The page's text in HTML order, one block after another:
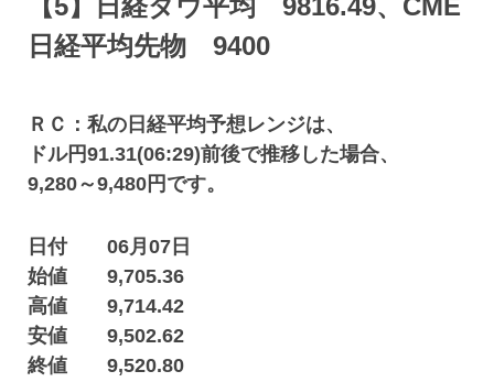
【5】
日経ダウ平均 9816.49、CME
日経平均先物 9400
ＲＣ：私の日経平均予想レンジは、
ドル円91.31(06:29)前後で推移した場合、
9,280～9,480円です。
日付 06月07日
始値 9,705.36
高値 9,714.42
安値 9,502.62
終値 9,520.80